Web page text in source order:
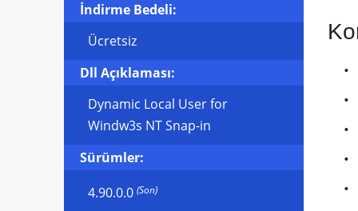
İndirme Bedeli:
Ücretsiz
Dll Açıklaması:
Dynamic Local User for
Windw3s NT Snap-in
Sürümler:
4.90.0.0 (Son)